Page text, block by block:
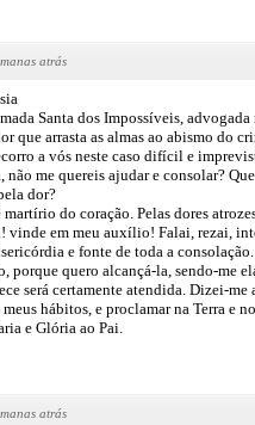
atrás
Santa dos Impossíveis,
que arrasta as almas ao abismo do
a vós neste caso difícil e
me quereis ajudar e consolar?
dor?
do coração. Pelas dores
vinde em meu auxílio! Falai, rezai,
e fonte de toda a consolação.
porque quero alcançá-la, sendo-me
será certamente atendida. Dizei-
hábitos, e proclamar na Terra e
e Glória ao Pai.
atrás